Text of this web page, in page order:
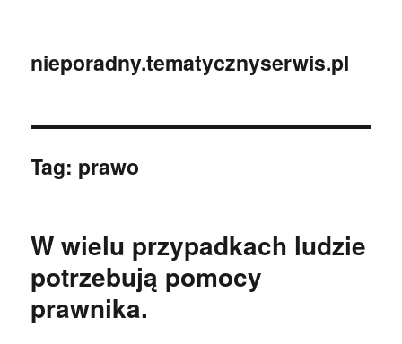
nieporadny.tematycznyserwis.pl
Tag: prawo
W wielu przypadkach ludzie
potrzebują pomocy
prawnika.